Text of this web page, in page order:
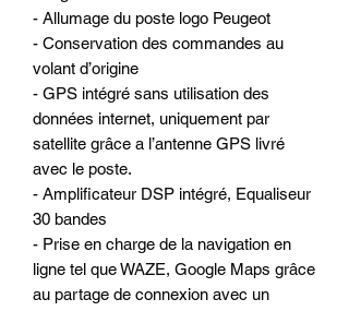
- Allumage du poste logo Peugeot
- Conservation des commandes au
volant d’origine
- GPS intégré sans utilisation des
données internet, uniquement par
satellite grâce a l’antenne GPS livré
avec le poste.
- Amplificateur DSP intégré, Equaliseur
30 bandes
- Prise en charge de la navigation en
ligne tel que WAZE, Google Maps grâce
au partage de connexion avec un